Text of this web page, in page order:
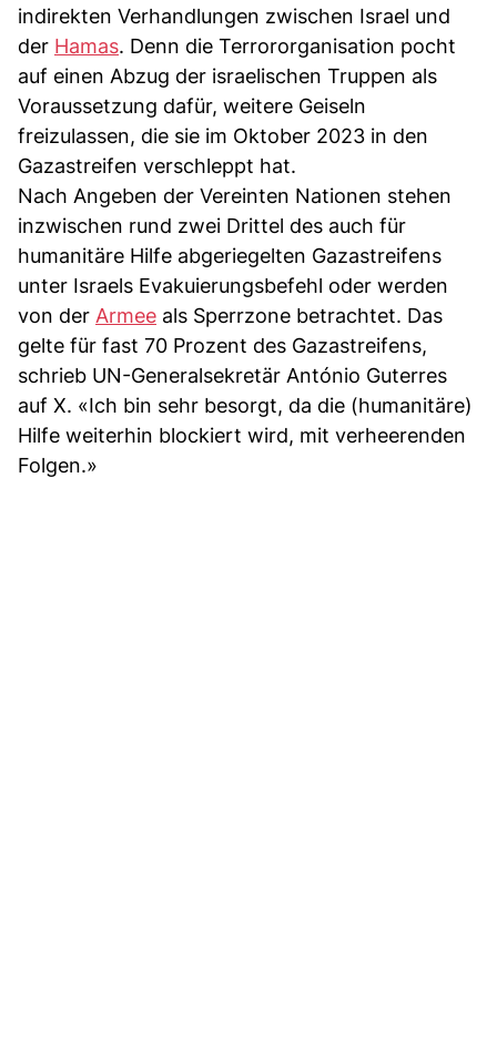
indirekten Verhandlungen zwischen Israel und
der Hamas. Denn die Terrororganisation pocht
auf einen Abzug der israelischen Truppen als
Voraussetzung dafür, weitere Geiseln
freizulassen, die sie im Oktober 2023 in den
Gazastreifen verschleppt hat.
Nach Angeben der Vereinten Nationen stehen
inzwischen rund zwei Drittel des auch für
humanitäre Hilfe abgeriegelten Gazastreifens
unter Israels Evakuierungsbefehl oder werden
von der Armee als Sperrzone betrachtet. Das
gelte für fast 70 Prozent des Gazastreifens,
schrieb UN-Generalsekretär António Guterres
auf X. «Ich bin sehr besorgt, da die (humanitäre)
Hilfe weiterhin blockiert wird, mit verheerenden
Folgen.»